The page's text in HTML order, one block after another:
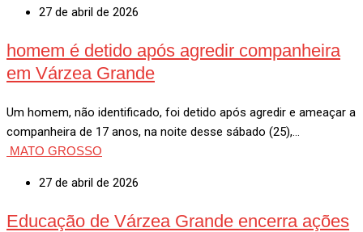
27 de abril de 2026
homem é detido após agredir companheira
em Várzea Grande
Um homem, não identificado, foi detido após agredir e ameaçar a
companheira de 17 anos, na noite desse sábado (25),…
MATO GROSSO
27 de abril de 2026
Educação de Várzea Grande encerra ações